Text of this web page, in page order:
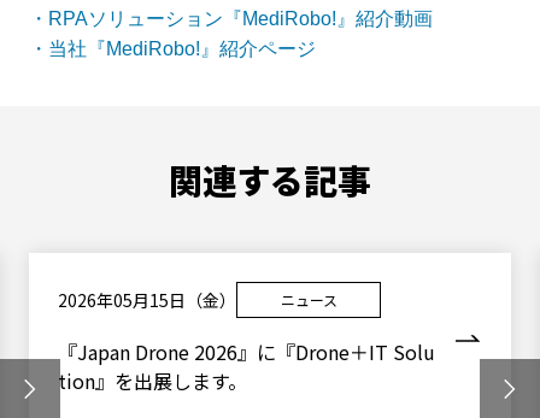
・RPAソリューション『MediRobo!』紹介動画
・当社『MediRobo!』紹介ページ
関連する記事
2026年05月15日（金） ニュース
『Japan Drone 2026』に『Drone＋IT Solu
tion』を出展します。